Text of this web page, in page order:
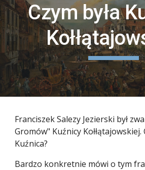
Czym była
Franciszek Salezy Jezierski był
Gromów" Kuźnicy Kołłątajowskiej.
Kuźnica?
Bardzo konkretnie mówi o tym